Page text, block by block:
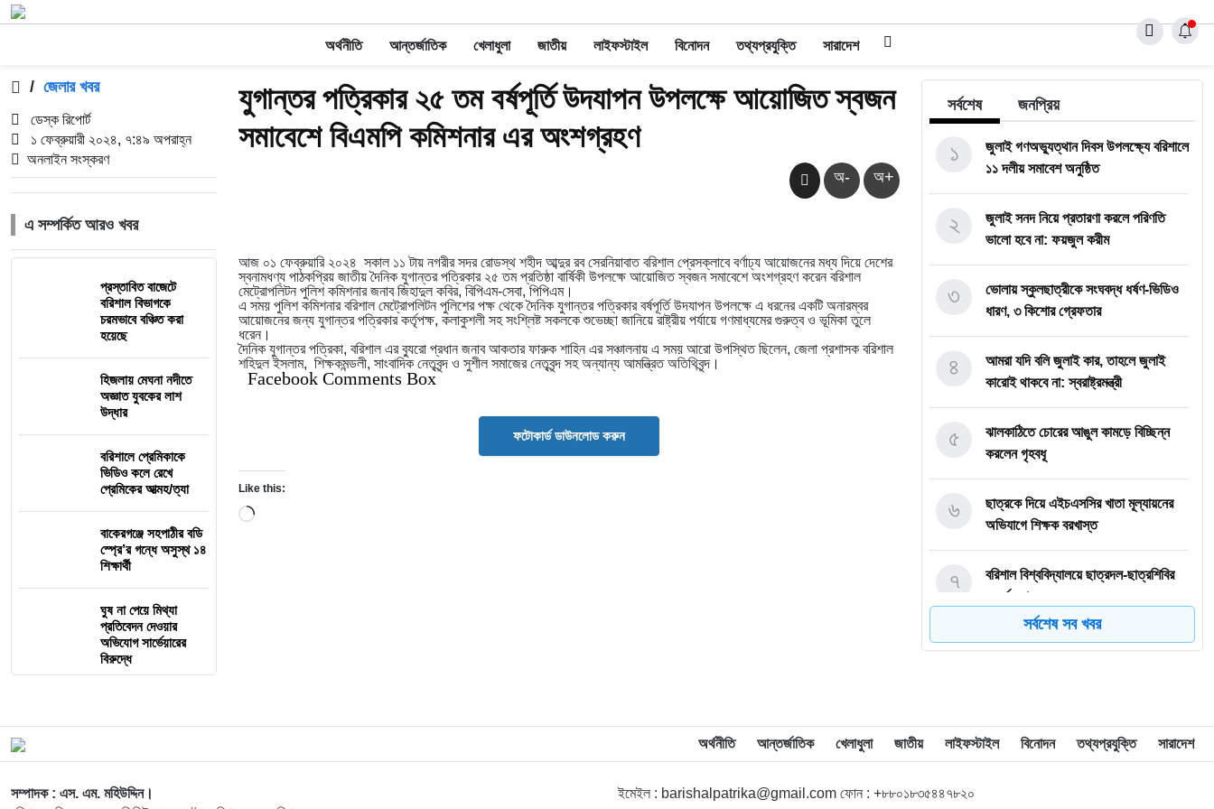
অর্থনীতি আন্তর্জাতিক খেলাধুলা জাতীয় লাইফস্টাইল বিনোদন তথ্যপ্রযুক্তি সারাদেশ
/ জেলার খবর
ডেস্ক রিপোর্ট
১ ফেব্রুয়ারী ২০২৪, ৭:৪৯ অপরাহ্ন
অনলাইন সংস্করণ
এ সম্পর্কিত আরও খবর
প্রস্তাবিত বাজেটে
বরিশাল বিভাগকে
চরমভাবে বঞ্চিত করা
হয়েছে
হিজলায় মেঘনা নদীতে
অজ্ঞাত যুবকের লাশ
উদ্ধার
বরিশালে প্রেমিকাকে
ভিডিও কলে রেখে
প্রেমিকের আত্মহ/ত্যা
বাকেরগঞ্জে সহপাঠীর বডি
স্প্রে’র গন্ধে অসুস্থ ১৪
শিক্ষার্থী
ঘুষ না পেয়ে মিথ্যা
প্রতিবেদন দেওয়ার
অভিযোগ সার্ভেয়ারের
বিরুদ্ধে
যুগান্তর পত্রিকার ২৫ তম বর্ষপূর্তি উদযাপন উপলক্ষে আয়োজিত স্বজন
সমাবেশে বিএমপি কমিশনার এর অংশগ্রহণ
অ- অ+
আজ ০১ ফেব্রুয়ারি ২০২৪ সকাল ১১ টায় নগরীর সদর রোডস্থ শহীদ আব্দুর রব সেরনিয়াবাত বরিশাল প্রেসক্লাবে বর্ণাঢ্য আয়োজনের মধ্য দিয়ে দেশের
স্বনামধণ্য পাঠকপ্রিয় জাতীয় দৈনিক যুগান্তর পত্রিকার ২৫ তম প্রতিষ্ঠা বার্ষিকী উপলক্ষে আয়োজিত স্বজন সমাবেশে অংশগ্রহণ করেন বরিশাল
মেট্রোপলিটন পুলিশ কমিশনার জনাব জিহাদুল কবির, বিপিএম-সেবা, পিপিএম।
এ সময় পুলিশ কমিশনার বরিশাল মেট্রোপলিটন পুলিশের পক্ষ থেকে দৈনিক যুগান্তর পত্রিকার বর্ষপূর্তি উদযাপন উপলক্ষে এ ধরনের একটি অনারম্বর
আয়োজনের জন্য যুগান্তর পত্রিকার কর্তৃপক্ষ, কলাকুশলী সহ সংশ্লিষ্ট সকলকে শুভেচ্ছা জানিয়ে রাষ্ট্রীয় পর্যায়ে গণমাধ্যমের গুরুত্ব ও ভূমিকা তুলে
ধরেন।
দৈনিক যুগান্তর পত্রিকা, বরিশাল এর ব্যুরো প্রধান জনাব আকতার ফারুক শাহিন এর সঞ্চালনায় এ সময় আরো উপস্থিত ছিলেন, জেলা প্রশাসক বরিশাল
শহিদুল ইসলাম, শিক্ষকমন্ডলী, সাংবাদিক নেতৃবৃন্দ ও সুশীল সমাজের নেতৃবৃন্দ সহ অন্যান্য আমন্ত্রিত অতিথিবৃন্দ।
Facebook Comments Box
ফটোকার্ড ডাউনলোড করুন
Like this:
Loading…
সর্বশেষ জনপ্রিয়
জুলাই গণঅভ্যুত্থান দিবস উপলক্ষ্যে বরিশালে
১১ দলীয় সমাবেশ অনুষ্ঠিত
১
জুলাই সনদ নিয়ে প্রতারণা করলে পরিণতি
ভালো হবে না: ফয়জুল করীম
২
ভোলায় স্কুলছাত্রীকে সংঘবদ্ধ ধর্ষণ-ভিডিও
ধারণ, ৩ কিশোর গ্রেফতার
৩
আমরা যদি বলি জুলাই কার, তাহলে জুলাই
কারোই থাকবে না: স্বরাষ্ট্রমন্ত্রী
৪
ঝালকাঠিতে চোরের আঙুল কামড়ে বিচ্ছিন্ন
করলেন গৃহবধূ
৫
ছাত্রকে দিয়ে এইচএসসির খাতা মূল্যায়নের
অভিযাগে শিক্ষক বরখাস্ত
৬
বরিশাল বিশ্ববিদ্যালয়ে ছাত্রদল-ছাত্রশিবির
সংঘর্ষ, আহত অন্তত ১০
৭
বিএম কলেজে নানা আয়োজনে পালিত হলো
৮
অনুষ্ঠান বন্ধের অভিযোগ ছাত্রদলের বিরুদ্ধে
৯
১০
সর্বশেষ সব খবর
অর্থনীতি আন্তর্জাতিক খেলাধুলা জাতীয় লাইফস্টাইল বিনোদন তথ্যপ্রযুক্তি সারাদেশ
সম্পাদক : এস. এম. মহিউদ্দিন।
ইমেইল : barishalpatrika@gmail.com ফোন : +৮৮০১৮৩৫৪৪৭৮২০